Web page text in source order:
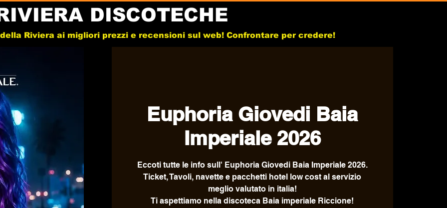
DISCOTECHE
Riviera ai migliori prezzi e recensioni sul web! Confrontare per credere!
Euphoria Giovedi Baia
Imperiale 2026
Eccoti tutte le info sull' Euphoria Giovedi Baia Imperiale 2026.
Ticket, Tavoli, navette e pacchetti hotel low cost al servizio
meglio valutato in italia!
Ti aspettiamo nella discoteca Baia imperiale Riccione!